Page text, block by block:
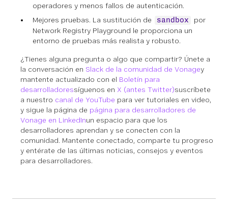
operadores y menos fallos de autenticación.
Mejores pruebas. La sustitución de
sandbox
por
Network Registry Playground le proporciona un
entorno de pruebas más realista y robusto.
¿Tienes alguna pregunta o algo que compartir? Únete a
la conversación en Slack de la comunidad de Vonagey
mantente actualizado con el Boletín para
desarrolladoressíguenos en X (antes Twitter)suscríbete
a nuestro canal de YouTube para ver tutoriales en video,
y sigue la página de página para desarrolladores de
Vonage en LinkedInun espacio para que los
desarrolladores aprendan y se conecten con la
comunidad. Mantente conectado, comparte tu progreso
y entérate de las últimas noticias, consejos y eventos
para desarrolladores.